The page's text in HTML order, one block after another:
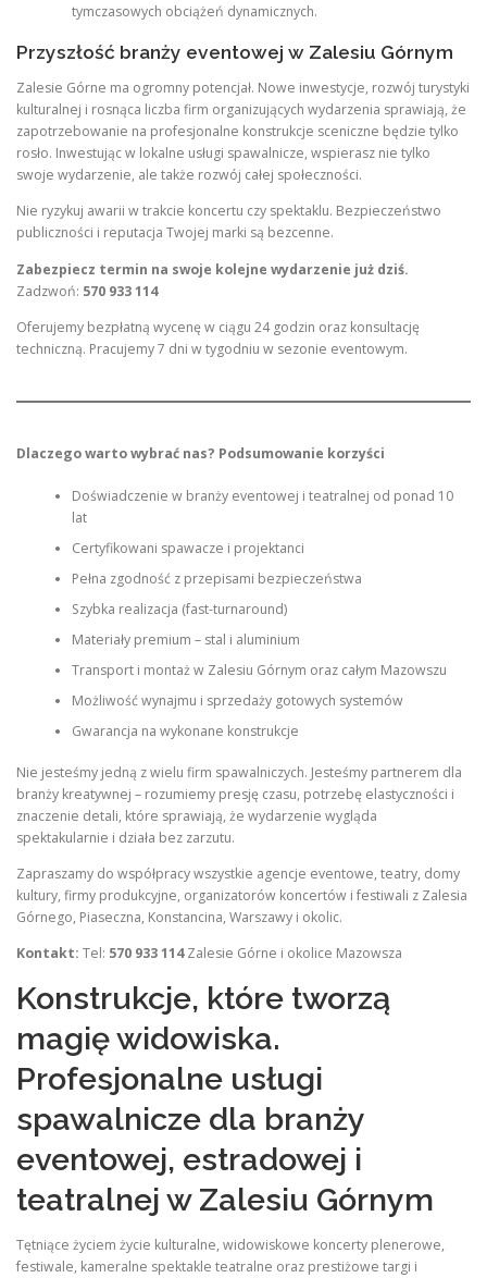
tymczasowych obciążeń dynamicznych.
Przyszłość branży eventowej w Zalesiu Górnym
Zalesie Górne ma ogromny potencjał. Nowe inwestycje, rozwój turystyki
kulturalnej i rosnąca liczba firm organizujących wydarzenia sprawiają, że
zapotrzebowanie na profesjonalne konstrukcje sceniczne będzie tylko
rosło. Inwestując w lokalne usługi spawalnicze, wspierasz nie tylko
swoje wydarzenie, ale także rozwój całej społeczności.
Nie ryzykuj awarii w trakcie koncertu czy spektaklu. Bezpieczeństwo
publiczności i reputacja Twojej marki są bezcenne.
Zabezpiecz termin na swoje kolejne wydarzenie już dziś.
Zadzwoń: 570 933 114
Oferujemy bezpłatną wycenę w ciągu 24 godzin oraz konsultację
techniczną. Pracujemy 7 dni w tygodniu w sezonie eventowym.
Dlaczego warto wybrać nas? Podsumowanie korzyści
Doświadczenie w branży eventowej i teatralnej od ponad 10
lat
Certyfikowani spawacze i projektanci
Pełna zgodność z przepisami bezpieczeństwa
Szybka realizacja (fast-turnaround)
Materiały premium – stal i aluminium
Transport i montaż w Zalesiu Górnym oraz całym Mazowszu
Możliwość wynajmu i sprzedaży gotowych systemów
Gwarancja na wykonane konstrukcje
Nie jesteśmy jedną z wielu firm spawalniczych. Jesteśmy partnerem dla
branży kreatywnej – rozumiemy presję czasu, potrzebę elastyczności i
znaczenie detali, które sprawiają, że wydarzenie wygląda
spektakularnie i działa bez zarzutu.
Zapraszamy do współpracy wszystkie agencje eventowe, teatry, domy
kultury, firmy produkcyjne, organizatorów koncertów i festiwali z Zalesia
Górnego, Piaseczna, Konstancina, Warszawy i okolic.
Kontakt: Tel: 570 933 114Zalesie Górne i okolice Mazowsza
Konstrukcje, które tworzą
magię widowiska.
Profesjonalne usługi
spawalnicze dla branży
eventowej, estradowej i
teatralnej w Zalesiu Górnym
Tętniące życiem życie kulturalne, widowiskowe koncerty plenerowe,
festiwale, kameralne spektakle teatralne oraz prestiżowe targi i